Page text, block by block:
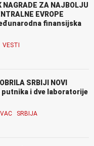
NAGRADE ZA NAJBOLJU
EVROPE
finansijska
VESTI
SRBIJI NOVI
putnika i dve laboratorije
SRBIJA